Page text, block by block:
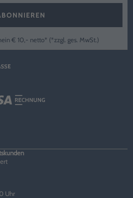
€ 10,- netto* (*zzgl. ges. MwSt.)
Uhr